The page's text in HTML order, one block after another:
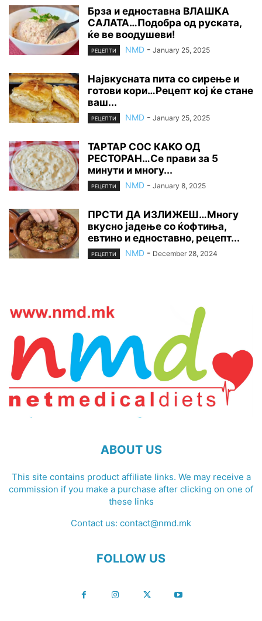
Брза и едноставна ВЛАШКА
САЛАТА…Подобра од руската,
ќе ве воодушеви!
РЕЦЕПТИ NMD - January 25, 2025
Највкусната пита со сирење и
готови кори…Рецепт кој ќе стане
ваш...
РЕЦЕПТИ NMD - January 25, 2025
ТАРТАР СОС КАКО ОД
РЕСТОРАН…Се прави за 5
минути и многу...
РЕЦЕПТИ NMD - January 8, 2025
ПРСТИ ДА ИЗЛИЖЕШ…Многу
вкусно јадење со ќофтиња,
евтино и едноставно, рецепт...
РЕЦЕПТИ NMD - December 28, 2024
ABOUT US
This site contains product affiliate links. We may receive a
commission if you make a purchase after clicking on one of
these links
Contact us: contact@nmd.mk
FOLLOW US